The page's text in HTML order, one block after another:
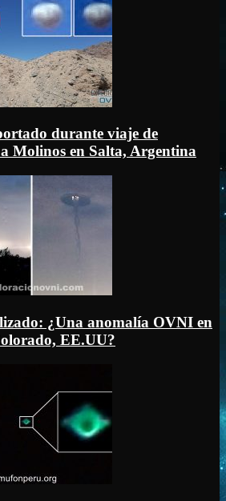
durante viaje de
Molinos en Salta, Argentina
¿Una anomalía OVNI en
EE.UU?